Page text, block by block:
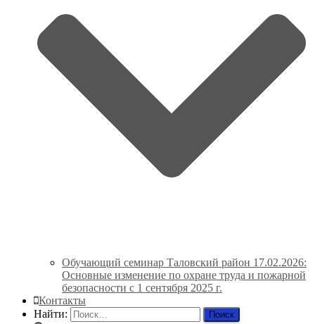
Обучающий семинар Таловский район 17.02.2026:
Основные изменение по охране труда и пожарной
безопасности с 1 сентября 2025 г.
Контакты
Найти: